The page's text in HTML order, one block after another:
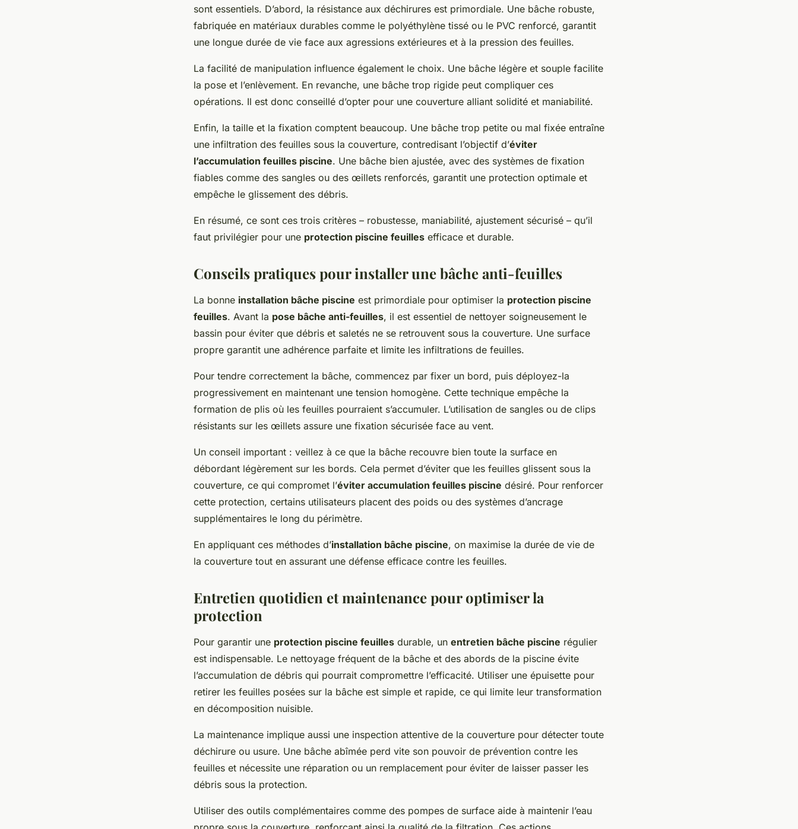
sont essentiels. D’abord, la résistance aux déchirures est primordiale. Une bâche robuste,
fabriquée en matériaux durables comme le polyéthylène tissé ou le PVC renforcé, garantit
une longue durée de vie face aux agressions extérieures et à la pression des feuilles.
La facilité de manipulation influence également le choix. Une bâche légère et souple facilite
la pose et l’enlèvement. En revanche, une bâche trop rigide peut compliquer ces
opérations. Il est donc conseillé d’opter pour une couverture alliant solidité et maniabilité.
Enfin, la taille et la fixation comptent beaucoup. Une bâche trop petite ou mal fixée entraîne
une infiltration des feuilles sous la couverture, contredisant l’objectif d’éviter
l’accumulation feuilles piscine. Une bâche bien ajustée, avec des systèmes de fixation
fiables comme des sangles ou des œillets renforcés, garantit une protection optimale et
empêche le glissement des débris.
En résumé, ce sont ces trois critères – robustesse, maniabilité, ajustement sécurisé – qu’il
faut privilégier pour une protection piscine feuilles efficace et durable.
Conseils pratiques pour installer une bâche anti-feuilles
La bonne installation bâche piscine est primordiale pour optimiser la protection piscine
feuilles. Avant la pose bâche anti-feuilles, il est essentiel de nettoyer soigneusement le
bassin pour éviter que débris et saletés ne se retrouvent sous la couverture. Une surface
propre garantit une adhérence parfaite et limite les infiltrations de feuilles.
Pour tendre correctement la bâche, commencez par fixer un bord, puis déployez-la
progressivement en maintenant une tension homogène. Cette technique empêche la
formation de plis où les feuilles pourraient s’accumuler. L’utilisation de sangles ou de clips
résistants sur les œillets assure une fixation sécurisée face au vent.
Un conseil important : veillez à ce que la bâche recouvre bien toute la surface en
débordant légèrement sur les bords. Cela permet d’éviter que les feuilles glissent sous la
couverture, ce qui compromet l’éviter accumulation feuilles piscine désiré. Pour renforcer
cette protection, certains utilisateurs placent des poids ou des systèmes d’ancrage
supplémentaires le long du périmètre.
En appliquant ces méthodes d’installation bâche piscine, on maximise la durée de vie de
la couverture tout en assurant une défense efficace contre les feuilles.
Entretien quotidien et maintenance pour optimiser la
protection
Pour garantir une protection piscine feuilles durable, un entretien bâche piscine régulier
est indispensable. Le nettoyage fréquent de la bâche et des abords de la piscine évite
l’accumulation de débris qui pourrait compromettre l’efficacité. Utiliser une épuisette pour
retirer les feuilles posées sur la bâche est simple et rapide, ce qui limite leur transformation
en décomposition nuisible.
La maintenance implique aussi une inspection attentive de la couverture pour détecter toute
déchirure ou usure. Une bâche abîmée perd vite son pouvoir de prévention contre les
feuilles et nécessite une réparation ou un remplacement pour éviter de laisser passer les
débris sous la protection.
Utiliser des outils complémentaires comme des pompes de surface aide à maintenir l’eau